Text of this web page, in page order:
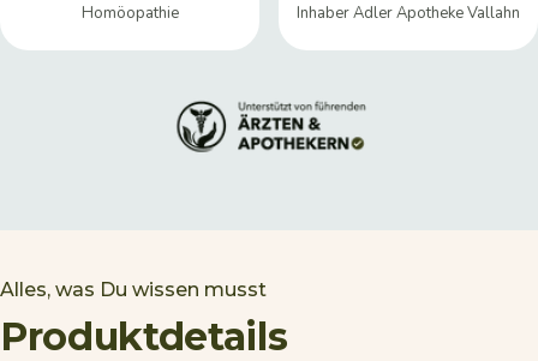
Homöopathie
Inhaber Adler Apotheke Vallahn
Alles, was Du wissen musst
Produktdetails